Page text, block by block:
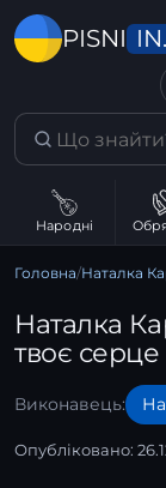
PISNI
Народні
Головна/Наталка
Наталка
твоє серце
Виконавець:
Опубліковано: